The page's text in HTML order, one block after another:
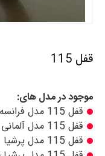
قفل 115
موجود در مدل های:
قفل 115 مدل فرانسه
قفل 115 مدل آلمانی
قفل 115 مدل پرشیا